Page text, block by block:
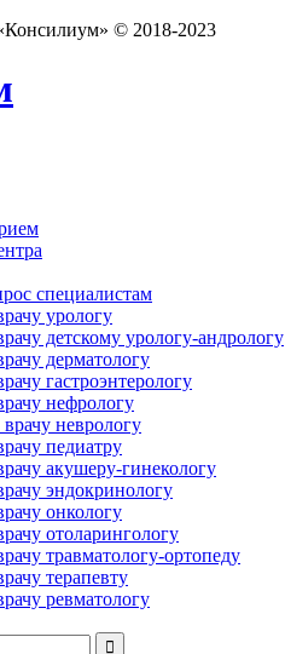
© 2018-2023
специалистам
урологу
детскому урологу-андрологу
дерматологу
гастроэнтерологу
нефрологу
неврологу
педиатру
акушеру-гинекологу
эндокринологу
онкологу
отоларингологу
травматологу-ортопеду
терапевту
ревматологу